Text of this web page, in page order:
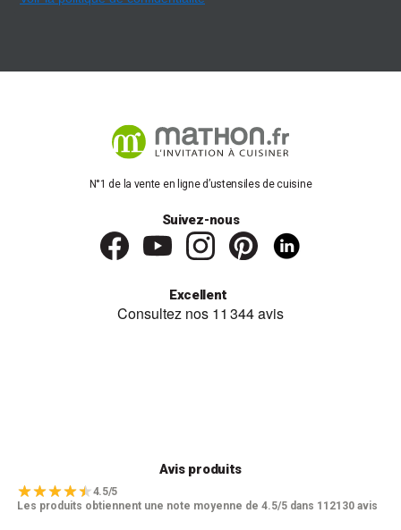
N°1 de la vente en ligne d’ustensiles de cuisine
Suivez-nous
Excellent
Avis produits
4.5/5
Les produits obtiennent une note moyenne de 4.5/5 dans 112130 avis